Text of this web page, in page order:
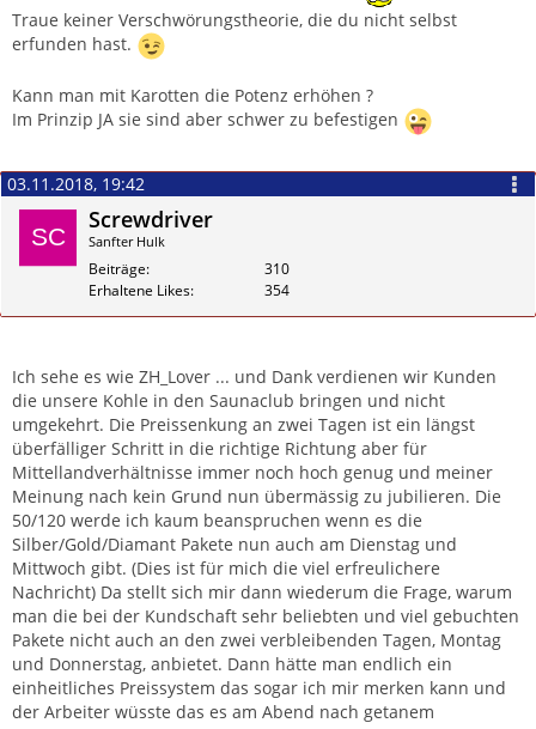
Traue keiner Verschwörungstheorie, die du nicht selbst
erfunden hast.
Kann man mit Karotten die Potenz erhöhen ?
Im Prinzip JA sie sind aber schwer zu befestigen
03.11.2018, 19:42
Screwdriver
Sanfter Hulk
Beiträge
310
Erhaltene Likes
354
Ich sehe es wie ZH_Lover ... und Dank verdienen wir Kunden
die unsere Kohle in den Saunaclub bringen und nicht
umgekehrt. Die Preissenkung an zwei Tagen ist ein längst
überfälliger Schritt in die richtige Richtung aber für
Mittellandverhältnisse immer noch hoch genug und meiner
Meinung nach kein Grund nun übermässig zu jubilieren. Die
50/120 werde ich kaum beanspruchen wenn es die
Silber/Gold/Diamant Pakete nun auch am Dienstag und
Mittwoch gibt. (Dies ist für mich die viel erfreulichere
Nachricht) Da stellt sich mir dann wiederum die Frage, warum
man die bei der Kundschaft sehr beliebten und viel gebuchten
Pakete nicht auch an den zwei verbleibenden Tagen, Montag
und Donnerstag, anbietet. Dann hätte man endlich ein
einheitliches Preissystem das sogar ich mir merken kann und
der Arbeiter wüsste das es am Abend nach getanem
Zitieren